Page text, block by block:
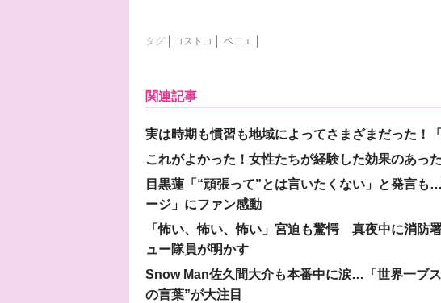
タグ コストコ ベニエ
関連記事
実は時期も慣習も地域によってさまざまだった！
これがよかった！女性たちが経験した効果のあっ
目黒蓮「“頑張って”とは言いたくない」と発言
ージ」にファン感動
「怖い、怖い、怖い」宮迫も驚愕 真夜中に消防
ュー隊員が明かす
Snow Man佐久間大介も本番中に涙…「世界一ブ
の言葉”が大注目